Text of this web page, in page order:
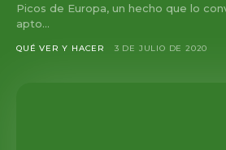
Picos de Europa, un hecho que lo
apto...
QUÉ VER Y HACER 3 DE JULIO DE 2020